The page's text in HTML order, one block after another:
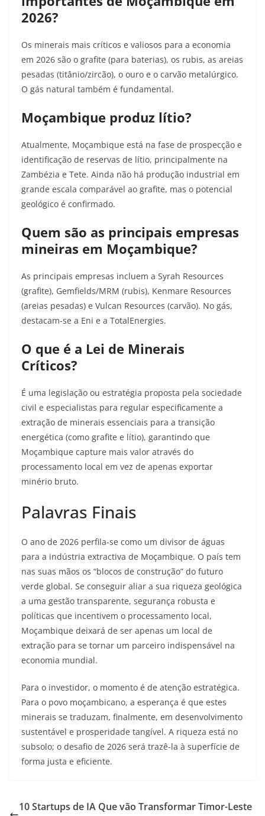
2026?
Os minerais mais críticos e valiosos para a economia
em 2026 são o grafite (para baterias), os rubis, as areias
pesadas (titânio/zircão), o ouro e o carvão metalúrgico.
O gás natural também é fundamental.
Moçambique produz lítio?
Atualmente, Moçambique está na fase de prospecção e
identificação de reservas de lítio, principalmente na
Zambézia e Tete. Ainda não há produção industrial em
grande escala comparável ao grafite, mas o potencial
geológico é confirmado.
Quem são as principais empresas
mineiras em Moçambique?
As principais empresas incluem a Syrah Resources
(grafite), Gemfields/MRM (rubis), Kenmare Resources
(areias pesadas) e Vulcan Resources (carvão). No gás,
destacam-se a Eni e a TotalEnergies.
O que é a Lei de Minerais
Críticos?
É uma legislação ou estratégia proposta pela sociedade
civil e especialistas para regular especificamente a
extração de minerais essenciais para a transição
energética (como grafite e lítio), garantindo que
Moçambique capture mais valor através do
processamento local em vez de apenas exportar
minério bruto.
Palavras Finais
O ano de 2026 perfila-se como um divisor de águas
para a indústria extractiva de Moçambique. O país tem
nas suas mãos os “blocos de construção” do futuro
verde global. Se conseguir aliar a sua riqueza geológica
a uma gestão transparente, segurança robusta e
políticas que incentivem o processamento local,
Moçambique deixará de ser apenas um local de
extração para se tornar um parceiro indispensável na
economia mundial.
Para o investidor, o momento é de atenção estratégica.
Para o povo moçambicano, a esperança é que estes
minerais se traduzam, finalmente, em desenvolvimento
sustentável e prosperidade tangível. A riqueza está no
subsolo; o desafio de 2026 será trazê-la à superfície de
forma justa e eficiente.
10 Startups de IA Que vão Transformar Timor-Leste